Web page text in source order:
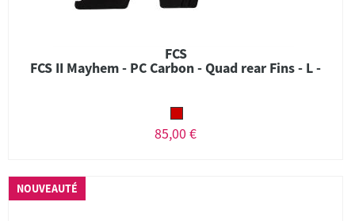
FCS
FCS II Mayhem - PC Carbon - Quad rear Fins - L -
85,00 €
NOUVEAUTÉ